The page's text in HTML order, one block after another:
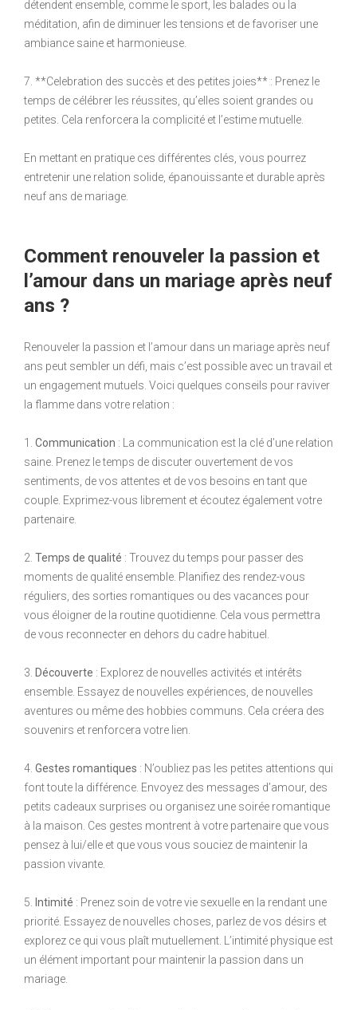
détendent ensemble, comme le sport, les balades ou la
méditation, afin de diminuer les tensions et de favoriser une
ambiance saine et harmonieuse.
7. **Celebration des succès et des petites joies** : Prenez le
temps de célébrer les réussites, qu’elles soient grandes ou
petites. Cela renforcera la complicité et l’estime mutuelle.
En mettant en pratique ces différentes clés, vous pourrez
entretenir une relation solide, épanouissante et durable après
neuf ans de mariage.
Comment renouveler la passion et
l’amour dans un mariage après neuf
ans ?
Renouveler la passion et l’amour dans un mariage après neuf
ans peut sembler un défi, mais c’est possible avec un travail et
un engagement mutuels. Voici quelques conseils pour raviver
la flamme dans votre relation :
1. Communication : La communication est la clé d’une relation
saine. Prenez le temps de discuter ouvertement de vos
sentiments, de vos attentes et de vos besoins en tant que
couple. Exprimez-vous librement et écoutez également votre
partenaire.
2. Temps de qualité : Trouvez du temps pour passer des
moments de qualité ensemble. Planifiez des rendez-vous
réguliers, des sorties romantiques ou des vacances pour
vous éloigner de la routine quotidienne. Cela vous permettra
de vous reconnecter en dehors du cadre habituel.
3. Découverte : Explorez de nouvelles activités et intérêts
ensemble. Essayez de nouvelles expériences, de nouvelles
aventures ou même des hobbies communs. Cela créera des
souvenirs et renforcera votre lien.
4. Gestes romantiques : N’oubliez pas les petites attentions qui
font toute la différence. Envoyez des messages d’amour, des
petits cadeaux surprises ou organisez une soirée romantique
à la maison. Ces gestes montrent à votre partenaire que vous
pensez à lui/elle et que vous vous souciez de maintenir la
passion vivante.
5. Intimité : Prenez soin de votre vie sexuelle en la rendant une
priorité. Essayez de nouvelles choses, parlez de vos désirs et
explorez ce qui vous plaît mutuellement. L’intimité physique est
un élément important pour maintenir la passion dans un
mariage.